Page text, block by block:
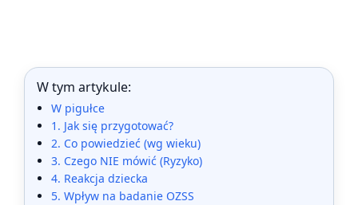
W tym artykule:
W pigułce
1. Jak się przygotować?
2. Co powiedzieć (wg wieku)
3. Czego NIE mówić (Ryzyko)
4. Reakcja dziecka
5. Wpływ na badanie OZSS